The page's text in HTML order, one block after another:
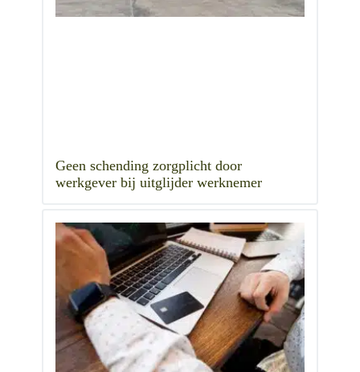
Geen schending zorgplicht door
werkgever bij uitglijder werknemer